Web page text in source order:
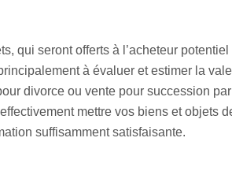
qui seront offerts à l’acheteur potentiel
à évaluer et estimer la
divorce ou vente pour succession par
mettre vos biens et objets
suffisamment satisfaisante.